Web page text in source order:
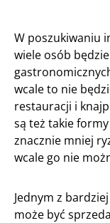
W poszukiwaniu
wiele osób
wcale to nie
restauracji i
są też takie
znacznie mniej
wcale go nie
Jednym z
może być